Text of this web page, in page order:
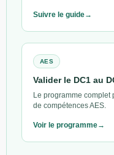
Suivre le guide
AES
Valider le DC1 au
Le programme
de compétences AES.
Voir le programme